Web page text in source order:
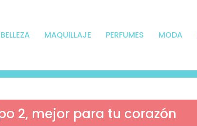
BELLEZA MAQUILLAJE PERFUMES MODA
2, mejor para tu corazón